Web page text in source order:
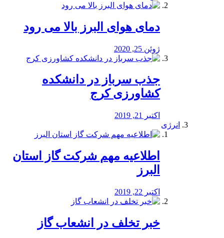
دمای هوای البرز بالا می رود
ژوئن 25, 2020
جذب سرباز در دانشکده
کشاورزی کرج
اکتبر 21, 2019
انرژی
️اطلاعیه مهم شرکت گاز استان
البرز
اکتبر 22, 2019
خبر تخلف در انشعاب گاز